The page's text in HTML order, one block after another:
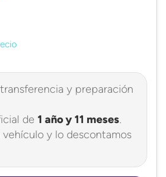
y preparación
de 1 año y 11 meses.
vehículo y lo descontamos